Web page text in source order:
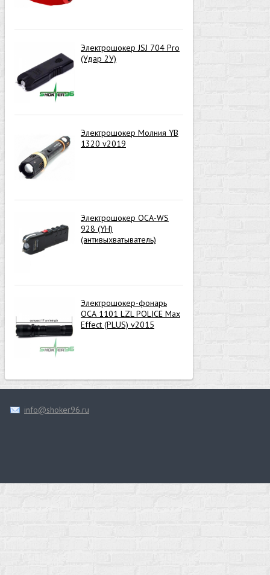
Электрошокер JSJ 704 Pro
(Удар 2У)
Электрошокер Молния YB
1320 v2019
Электрошокер ОСА-WS
928 (YH)
(антивыхватыватель)
Электрошокер-фонарь
ОСА 1101 LZL POLICE Max
Effect (PLUS) v2015
info@shoker96.ru